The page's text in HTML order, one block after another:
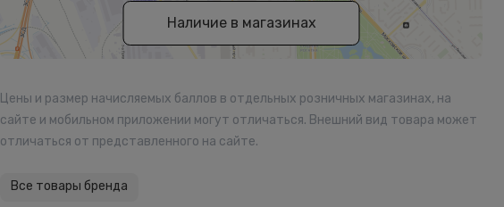
Наличие в магазинах
Цены и размер начисляемых баллов в отдельных розничных магазинах, на
сайте и мобильном приложении могут отличаться. Внешний вид товара может
отличаться от представленного на сайте.
Все товары бренда